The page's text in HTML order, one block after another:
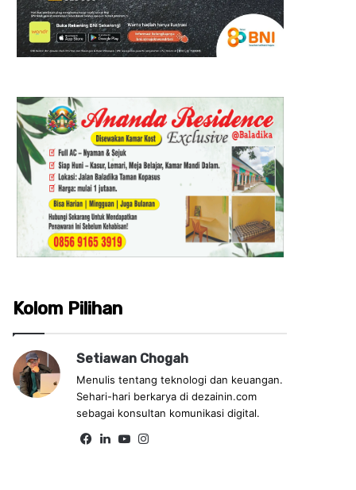
Kolom Pilihan
Setiawan Chogah
Menulis tentang teknologi dan keuangan.
Sehari-hari berkarya di dezainin.com
sebagai konsultan komunikasi digital.
Fa Lin Yo